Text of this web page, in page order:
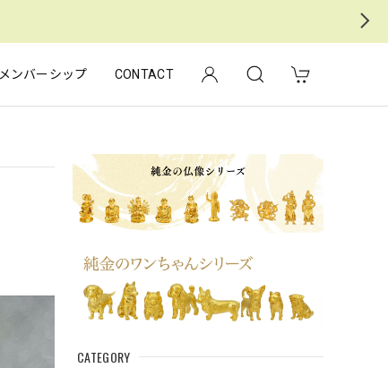
メンバーシップ CONTACT
CATEGORY